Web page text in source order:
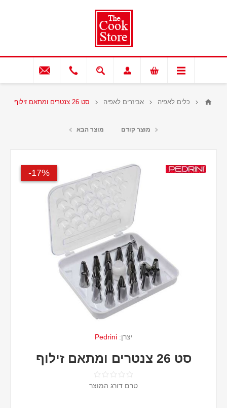
כלים לאפיה אביזרים לאפיה סט 26 צנטרים ומתאם זילוף
מוצר קודם מוצר הבא
17%-
יצרן: Pedrini
סט 26 צנטרים ומתאם זילוף
טרם דורג המוצר